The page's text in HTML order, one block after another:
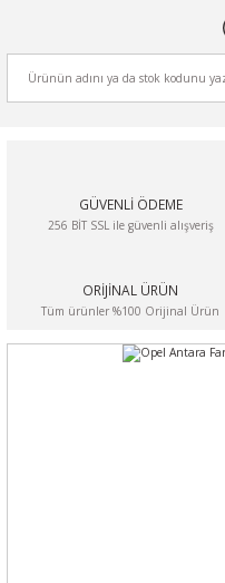
GÜVENLİ ÖDEME
256 BİT SSL ile güvenli alışveriş
ORİJİNAL ÜRÜN
Tüm ürünler %100 Orijinal Ürün